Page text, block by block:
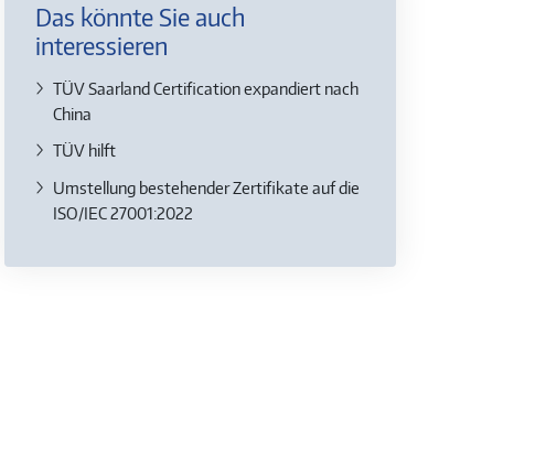
Das könnte Sie auch
interessieren
TÜV Saarland Certification expandiert nach
China
TÜV hilft
Umstellung bestehender Zertifikate auf die
ISO/IEC 27001:2022